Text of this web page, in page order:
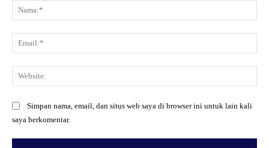
Simpan nama, email, dan situs web saya di browser ini untuk lain kali
saya berkomentar.